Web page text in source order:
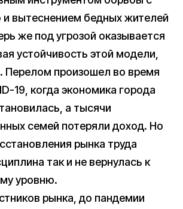
вытеснением бедных жителей
же под угрозой оказывается
устойчивость этой модели,
Перелом произошел во время
19, когда экономика города
а тысячи
семей потеряли доход. Но
рынка труда
так и не вернулась к
уровню.
рынка, до пандемии